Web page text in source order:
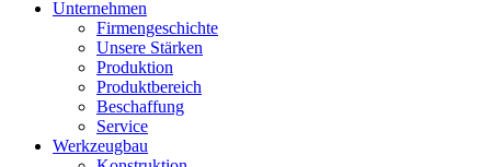
Unternehmen
Firmengeschichte
Unsere Stärken
Produktion
Produktbereich
Beschaffung
Service
Werkzeugbau